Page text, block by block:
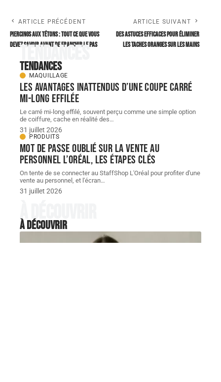
ARTICLE PRÉCÉDENT
Piercings aux tétons : tout ce que vous
devez savoir avant de franchir le pas
ARTICLE SUIVANT
Des astuces efficaces pour éliminer
les taches oranges sur les mains
Tendances
Tendances
MAQUILLAGE
Les avantages inattendus d’une coupe carré
mi-long effilée
Le carré mi-long effilé, souvent perçu comme une simple option
de coiffure, cache en réalité des…
31 juillet 2026
PRODUITS
Mot de passe oublié sur la vente au
personnel L’Oréal, les étapes clés
On tente de se connecter au StaffShop L'Oréal pour profiter d'une
vente au personnel, et l'écran…
31 juillet 2026
À découvrir
À découvrir